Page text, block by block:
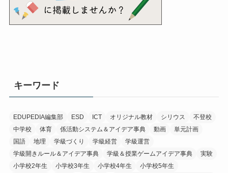
キーワード
EDUPEDIA編集部 ESD ICT オリジナル教材 シリウス
不登校
中学校
体育 係活動システム＆アイデア事典 動画
単元計画
国語
地理 学級づくり 学級経営
学級運営
学級開きルール＆アイデア事典
学級＆授業ゲームアイデア事典
実験
小学校2年生
小学校3年生 小学校4年生
小学校5年生